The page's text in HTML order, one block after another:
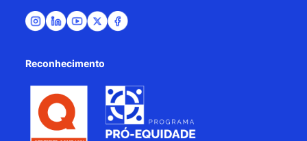
Reconhecimento